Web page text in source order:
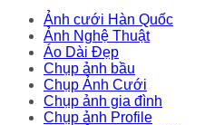
Ảnh cưới Hàn Quốc
Ảnh Nghệ Thuật
Áo Dài Đẹp
Chụp ảnh bầu
Chụp Ảnh Cưới
Chụp ảnh gia đình
Chụp ảnh Profile